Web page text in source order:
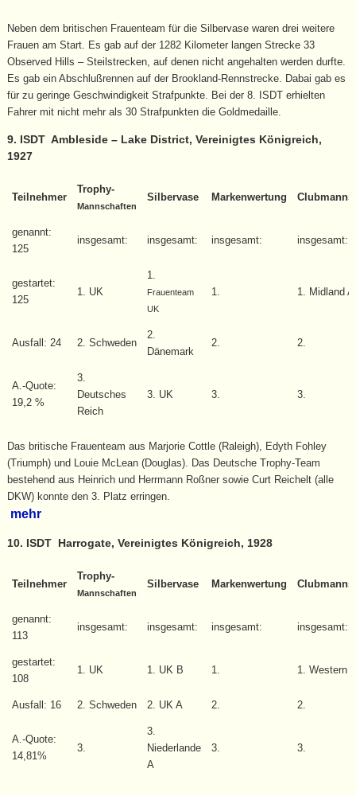
Neben dem britischen Frauenteam für die Silbervase waren drei weitere
Frauen am Start. Es gab auf der 1282 Kilometer langen Strecke 33
Observed Hills – Steilstrecken, auf denen nicht angehalten werden durfte.
Es gab ein Abschlußrennen auf der Brookland-Rennstrecke. Dabai gab es
für zu geringe Geschwindigkeit Strafpunkte. Bei der 8. ISDT erhielten
Fahrer mit nicht mehr als 30 Strafpunkten die Goldmedaille.
9. ISDT Ambleside – Lake District, Vereinigtes Königreich,
1927
Teilnehmer
Trophy-
Mannschaften
Silbervase Markenwertung
genannt:
125
insgesamt: insgesamt: insgesamt: insgesamt:
gestartet:
125
1. UK
1.
Frauenteam
UK
1. 1. Midland A
Ausfall: 24 2. Schweden
2.
Dänemark
2. 2.
A.-Quote:
19,2 %
3.
Deutsches
Reich
3. UK 3. 3.
Das britische Frauenteam aus Marjorie Cottle (Raleigh), Edyth Fohley
(Triumph) und Louie McLean (Douglas). Das Deutsche Trophy-Team
bestehend aus Heinrich und Herrmann Roßner sowie Curt Reichelt (alle
DKW) konnte den 3. Platz erringen.
mehr
10. ISDT Harrogate, Vereinigtes Königreich, 1928
Teilnehmer
Trophy-
Mannschaften
Silbervase Markenwertung
genannt:
113
insgesamt: insgesamt: insgesamt: insgesamt:
gestartet:
108
1. UK 1. UK B 1. 1. Western
Ausfall: 16 2. Schweden 2. UK A 2. 2.
A.-Quote:
14,81%
3.
3.
Niederlande
A
3. 3.